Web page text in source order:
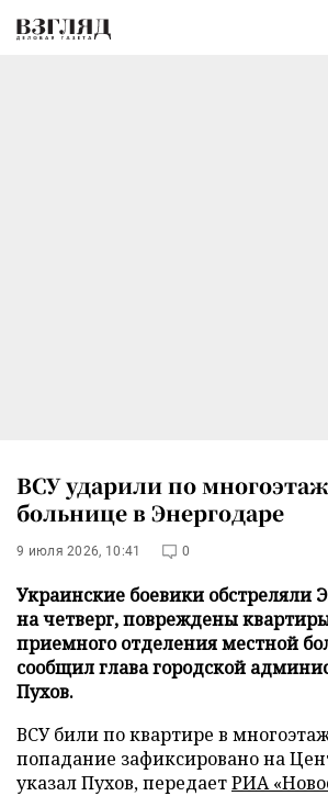
ВСУ ударили по
больнице в Энергодаре
9 июля 2026, 10:41 0
Украинские боевики обстреляли
на четверг, повреждены
приемного отделения местной
сообщил глава городской
Пухов.
ВСУ били по квартире в
попадание зафиксировано на
указал Пухов, передаетРИА